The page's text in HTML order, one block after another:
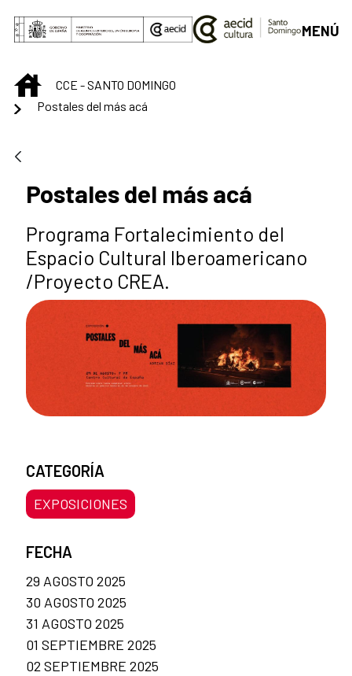
Saltar al contenido principal
MENÚ
INICIOCCE - SANTO DOMINGO
Postales del más acá
Postales del más acá
Programa Fortalecimiento del
Espacio Cultural Iberoamericano
/Proyecto CREA.
CATEGORÍA
EXPOSICIONES
FECHA
29 AGOSTO 2025
30 AGOSTO 2025
31 AGOSTO 2025
01 SEPTIEMBRE 2025
02 SEPTIEMBRE 2025